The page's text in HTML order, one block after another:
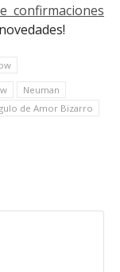
confirmaciones
Neuman
de Amor Bizarro